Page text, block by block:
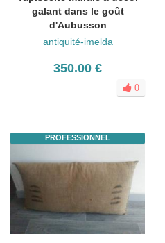
galant dans le goût
d'Aubusson
antiquité-imelda
350.00 €
0
PROFESSIONNEL